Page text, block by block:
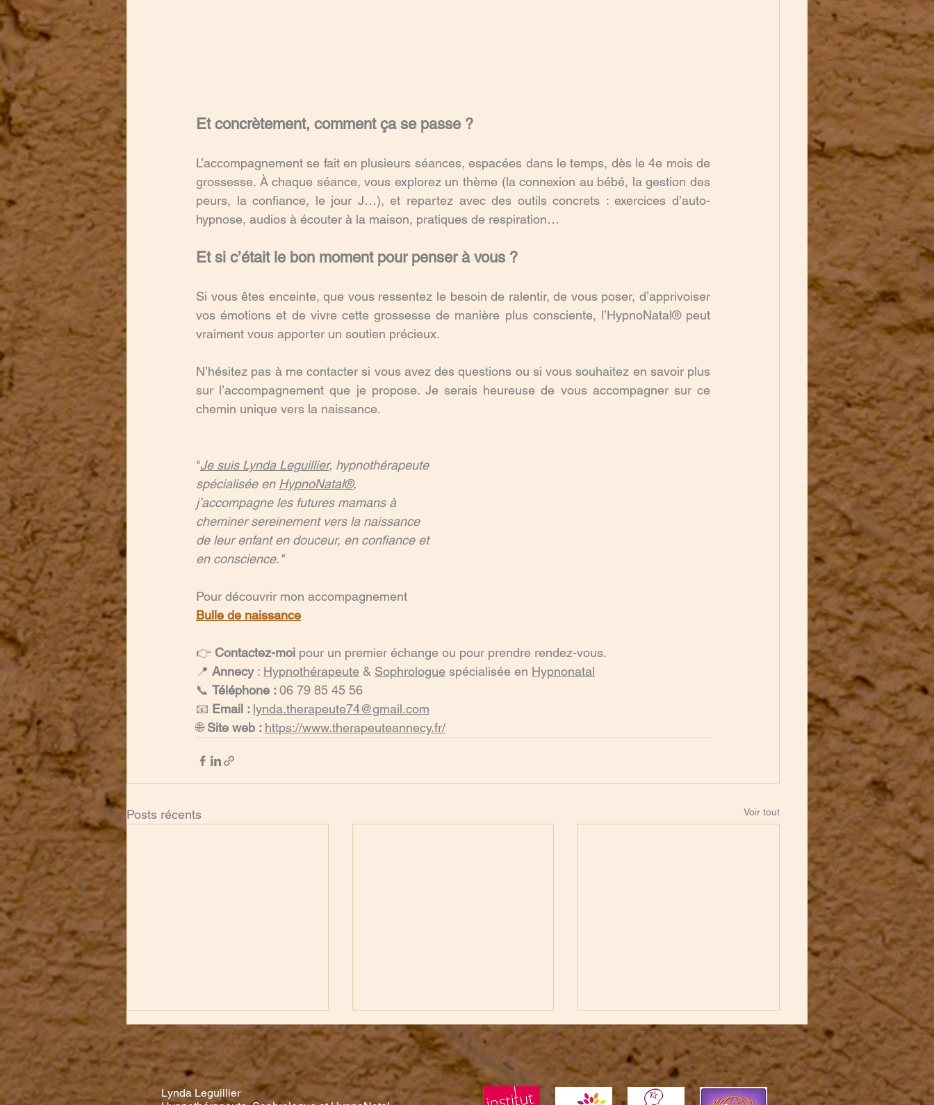
Et concrètement, comment ça se passe ?
L’accompagnement se fait en plusieurs séances, espacées dans le temps, dès le 4e mois de
grossesse. À chaque séance, vous explorez un thème (la connexion au bébé, la gestion des
peurs, la confiance, le jour J…), et repartez avec des outils concrets : exercices d’auto-
hypnose, audios à écouter à la maison, pratiques de respiration…
Et si c’était le bon moment pour penser à vous ?
Si vous êtes enceinte, que vous ressentez le besoin de ralentir, de vous poser, d’apprivoiser
vos émotions et de vivre cette grossesse de manière plus consciente, l’HypnoNatal® peut
vraiment vous apporter un soutien précieux.
N’hésitez pas à me contacter si vous avez des questions ou si vous souhaitez en savoir plus
sur l’accompagnement que je propose. Je serais heureuse de vous accompagner sur ce
chemin unique vers la naissance.
"Je suis Lynda Leguillier, hypnothérapeute
spécialisée en HypnoNatal®,
j’accompagne les futures mamans à
cheminer sereinement vers la naissance
de leur enfant en douceur, en confiance et
en conscience."
Pour découvrir mon accompagnement
Bulle de naissance
👉 Contactez-moi pour un premier échange ou pour prendre rendez-vous.
📍 Annecy : Hypnothérapeute & Sophrologue spécialisée en Hypnonatal
📞 Téléphone : 06 79 85 45 56
📧 Email : lynda.therapeute74@gmail.com
🌐 Site web : https://www.therapeuteannecy.fr/
Posts récents Voir tout
Lynda Leguillier